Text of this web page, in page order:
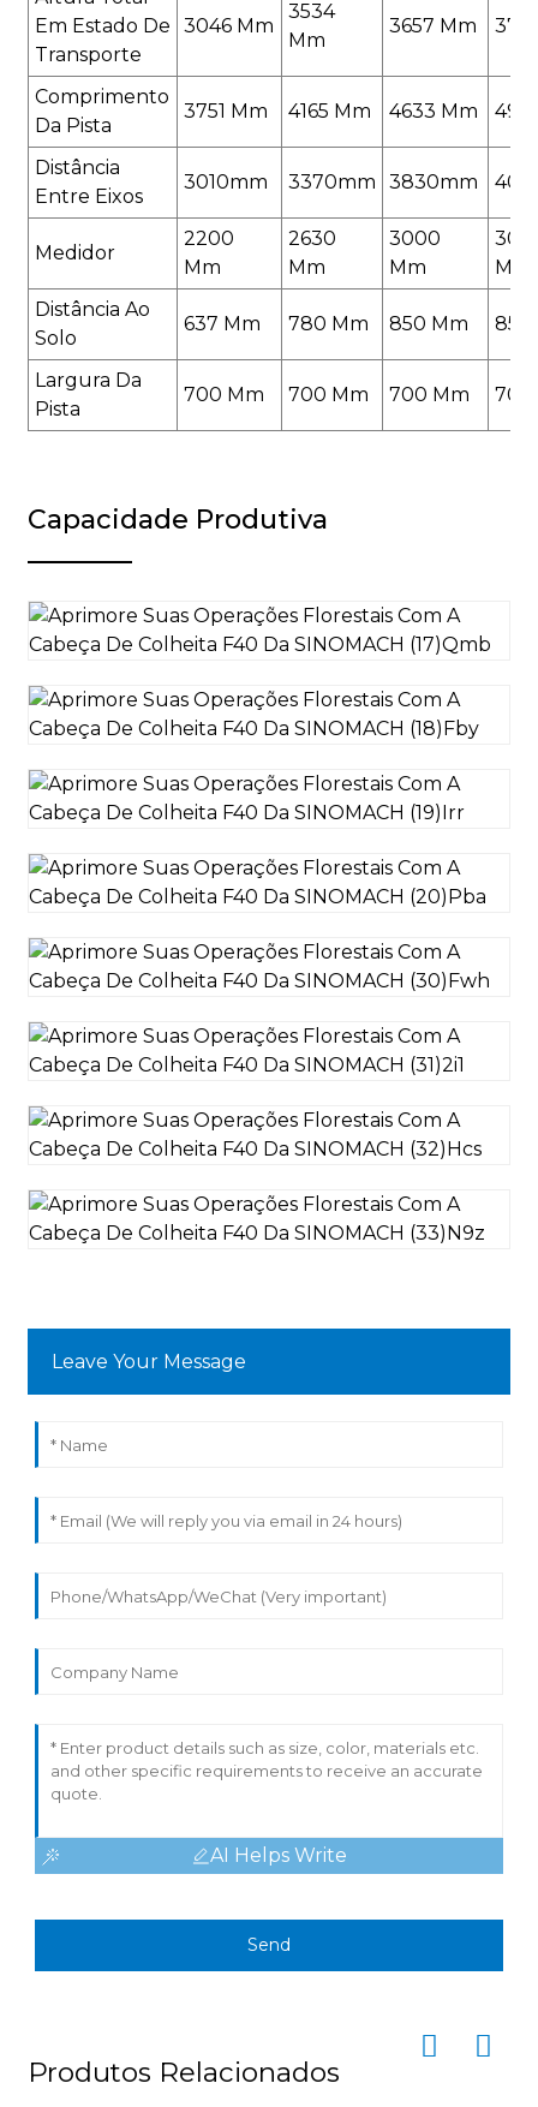
Em Estado De
Transporte
3046 Mm
3534
Mm
3657 Mm
Comprimento
Da Pista
3751 Mm 4165 Mm 4633 Mm
Distância
Entre Eixos
3010mm 3370mm 3830mm
Medidor
2200
Mm
2630
Mm
3000
Mm
Mm
Distância Ao
Solo
637 Mm 780 Mm 850 Mm 850
Largura Da
Pista
700 Mm 700 Mm 700 Mm 700
Capacidade Produtiva
Leave Your Message
AI Helps Write
Send
Produtos Relacionados